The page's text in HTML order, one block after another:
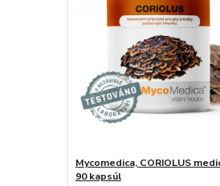
Mycomedica, CORIOLUS
90 kapsúl